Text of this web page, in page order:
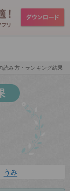
読み方・ランキング結果
うみ